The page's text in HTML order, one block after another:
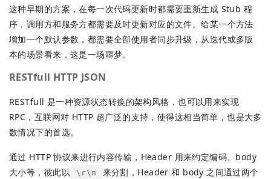
这种早期的方案，在每一次代码更新时都需要重新生成 Stub 程
序，调用方和服务方都需要及时更新对应的文件。给某一个方法
增加一个默认参数，都需要全部使用者同步升级，从迭代或多版
本的场景看来，这是一场噩梦。
RESTfull HTTP JSON
RESTfull 是一种资源状态转换的架构风格，也可以用来实现
RPC，互联网对 HTTP 超广泛的支持，使得这相当简单，也是大多
数情况下的首选。
通过 HTTP 协议来进行内容传输，Header 用来约定编码、body
大小等，彼此以
\r\n
来分割，Header 和 body 之间通过两个